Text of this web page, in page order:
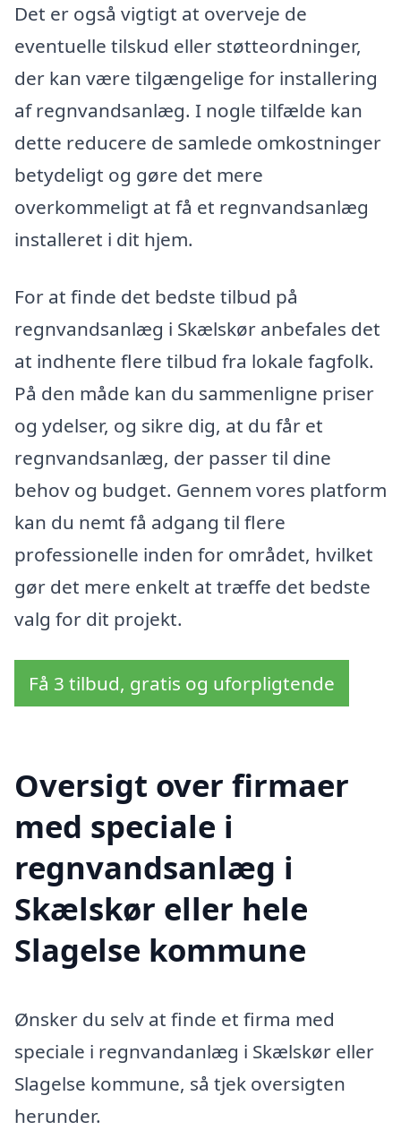
Det er også vigtigt at overveje de
eventuelle tilskud eller støtteordninger,
der kan være tilgængelige for installering
af regnvandsanlæg. I nogle tilfælde kan
dette reducere de samlede omkostninger
betydeligt og gøre det mere
overkommeligt at få et regnvandsanlæg
installeret i dit hjem.
For at finde det bedste tilbud på
regnvandsanlæg i Skælskør anbefales det
at indhente flere tilbud fra lokale fagfolk.
På den måde kan du sammenligne priser
og ydelser, og sikre dig, at du får et
regnvandsanlæg, der passer til dine
behov og budget. Gennem vores platform
kan du nemt få adgang til flere
professionelle inden for området, hvilket
gør det mere enkelt at træffe det bedste
valg for dit projekt.
Få 3 tilbud, gratis og uforpligtende
Oversigt over firmaer
med speciale i
regnvandsanlæg i
Skælskør eller hele
Slagelse kommune
Ønsker du selv at finde et firma med
speciale i regnvandanlæg i Skælskør eller
Slagelse kommune, så tjek oversigten
herunder.